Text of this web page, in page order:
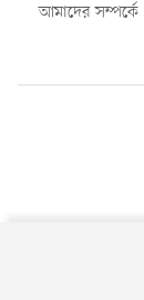
আমাদের সম্পর্কে